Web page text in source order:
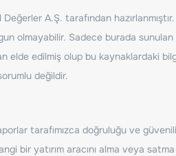
A.Ş. tarafından
olmayabilir. Sadece burada sunulan
elde edilmiş olup bu kaynaklardaki
değildir.
tarafımızca doğruluğu ve
bir yatırım aracını alma veya